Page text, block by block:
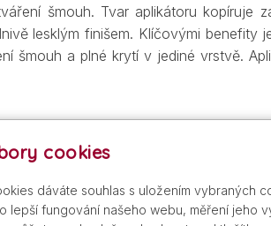
šmouh. Tvar aplikátoru kopíruje
lesklým finišem. Klíčovými
šmouh a plné krytí v jediné vrstvě.
případě potřeby opakujte během dne.
cookies
dáváte souhlas s uložením vybraných
lepší fungování našeho webu, měření jeho